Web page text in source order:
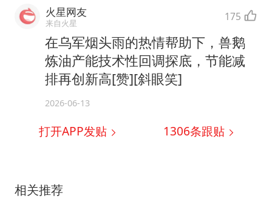
火星网友
来自火星 175
在乌军烟头雨的热情帮助下，兽鹅
炼油产能技术性回调探底，节能减
排再创新高[赞][斜眼笑]
2026-06-13
打开APP发贴 1306条跟贴
相关推荐